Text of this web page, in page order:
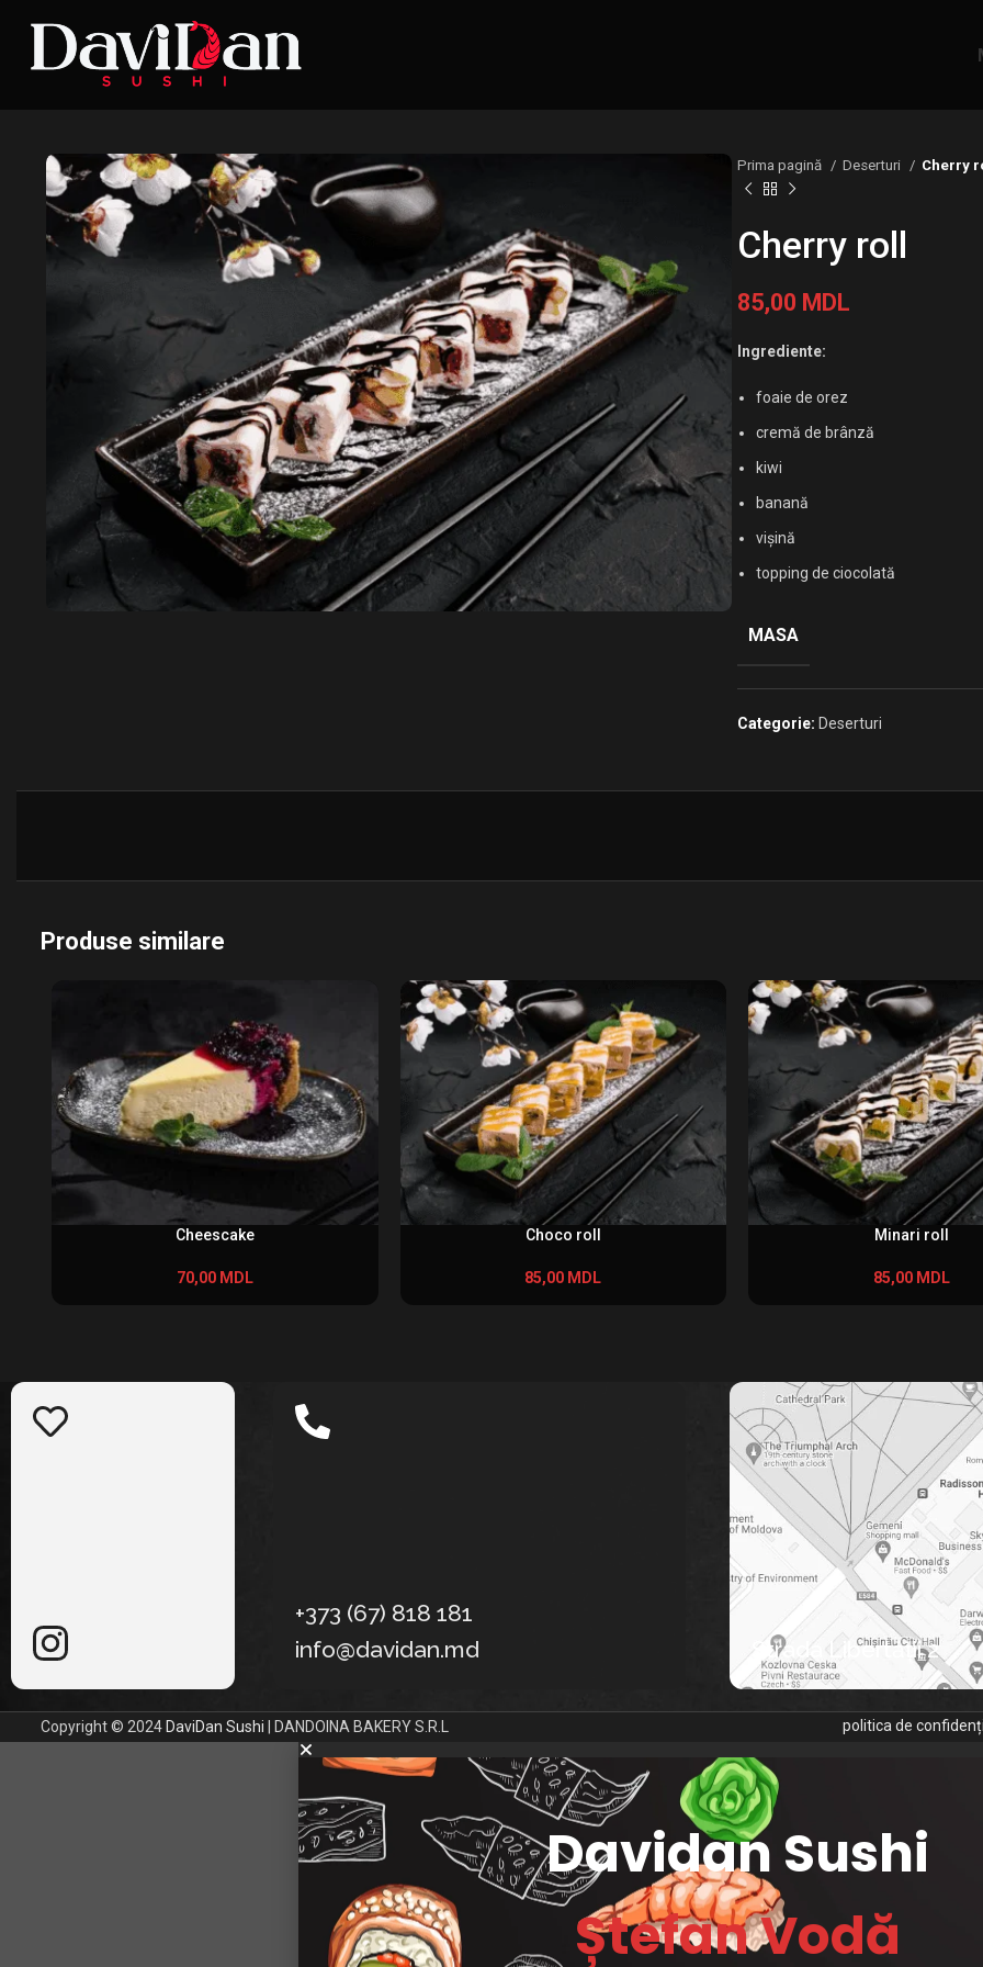
Prima pagină Deserturi Cherry
Cherry roll
85,00 MDL
Ingrediente:
foaie de orez
cremă de brânză
kiwi
banană
vișină
topping de ciocolată
MASA
Categorie: Deserturi
Produse similare
Cheescake
70,00 MDL
Choco roll
85,00 MDL
Minari roll
85,00 MDL
+373 (67) 818 181
info@davidan.md
Strada Libertății 2
Copyright © 2024 DaviDan Sushi | DANDOINA BAKERY S.R.L politica de
Davidan Sushi
Ștefan Vodă